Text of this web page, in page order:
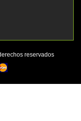
reservados